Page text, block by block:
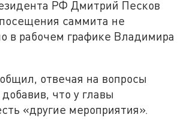
РФ Дмитрий Песков
саммита не
в рабочем графике Владимира
отвечая на вопросы
что у главы
«другие мероприятия».